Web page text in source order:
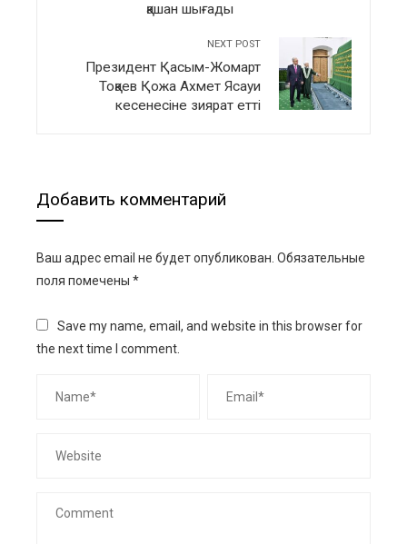
қашан шығады
NEXT POST
Президент Қасым-Жомарт
Тоқаев Қожа Ахмет Ясауи
кесенесіне зиярат етті
Добавить комментарий
Ваш адрес email не будет опубликован. Обязательные
поля помечены *
Save my name, email, and website in this browser for
the next time I comment.